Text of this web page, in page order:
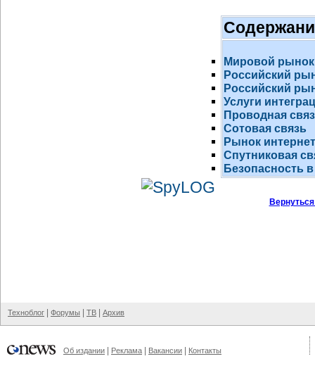
Мировой рынок
Российский
Российский
Услуги
Проводная
Сотовая связь
Рынок
Спутниковая
Безопасность
Техноблог Форумы ТВ Архив
Об издании Реклама Вакансии Контакты